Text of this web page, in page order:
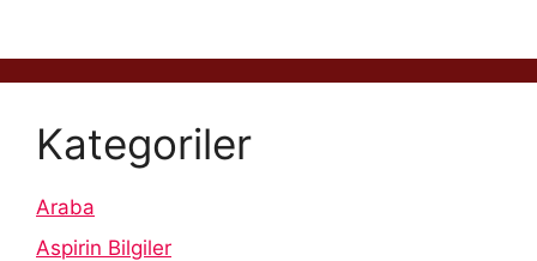
Kategoriler
Araba
Aspirin Bilgiler